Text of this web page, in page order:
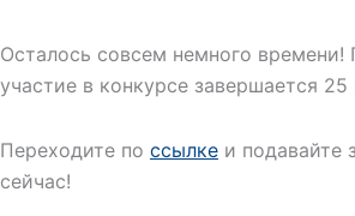
Осталось совсем немного времени!
участие в конкурсе завершается 25
Переходите по ссылке и подавайте
сейчас!